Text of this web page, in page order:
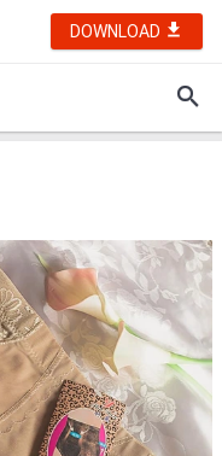
DOWNLOAD